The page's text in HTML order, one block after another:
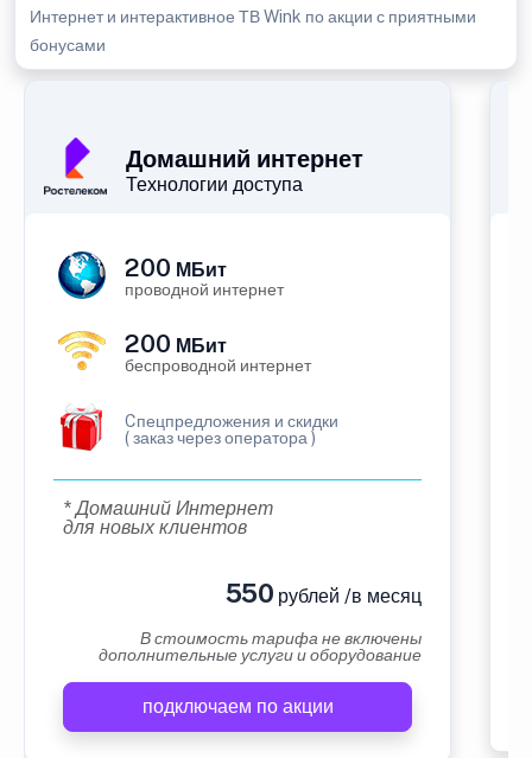
Интернет и интерактивное ТВ Wink по акции с приятными
бонусами
Домашний интернет
Технологии доступа
200 МБит
проводной интернет
200 МБит
беспроводной интернет
Cпецпредложения и скидки
( заказ через оператора )
* Домашний Интернет
для новых клиентов
550 рублей /в месяц
В стоимость тарифа не включены
дополнительные услуги и оборудование
подключаем по акции